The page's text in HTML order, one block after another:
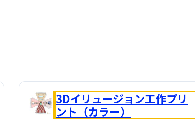
3Dイリュージョン工作プリ
ント（カラー）